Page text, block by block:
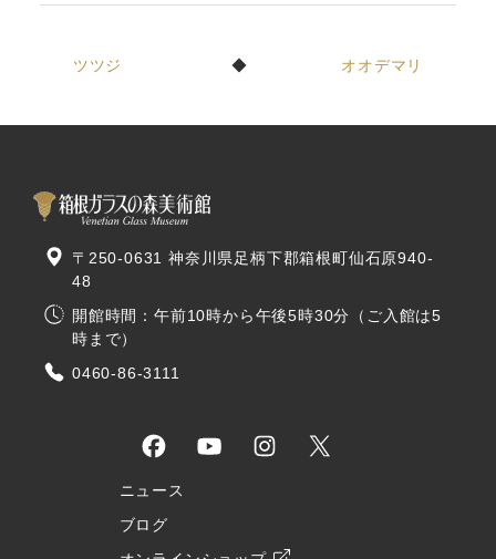
ツツジ オオデマリ
ニュース
ブログ
〒250-0631 神奈川県足柄下郡箱根町仙石原940-
48
開館時間：午前10時から午後5時30分（ご入館は5
時まで）
0460-86-3111